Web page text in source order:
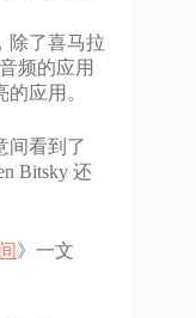
除了喜马拉
频的应用
应用。
间看到了
Bitsky 还
》一文